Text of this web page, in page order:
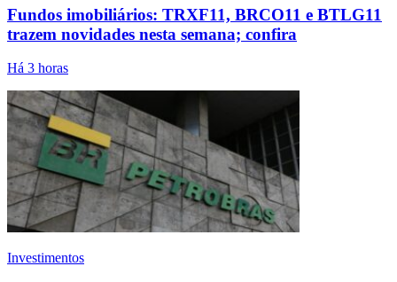
Fundos imobiliários: TRXF11, BRCO11 e BTLG11
trazem novidades nesta semana; confira
Há 3 horas
Investimentos